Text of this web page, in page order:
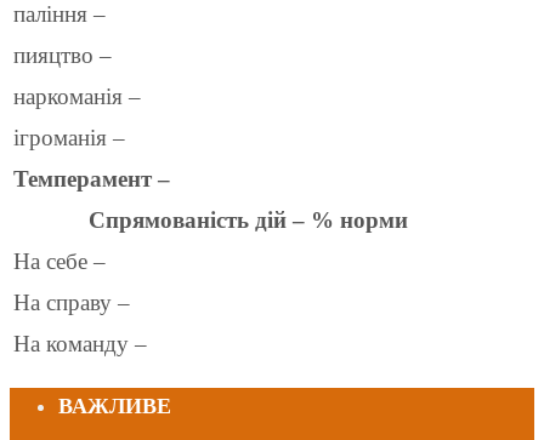
паління –
пияцтво –
наркоманія –
ігроманія –
Темперамент –
Спрямованість дій – % норми
На себе –
На справу –
На команду –
ВАЖЛИВЕ